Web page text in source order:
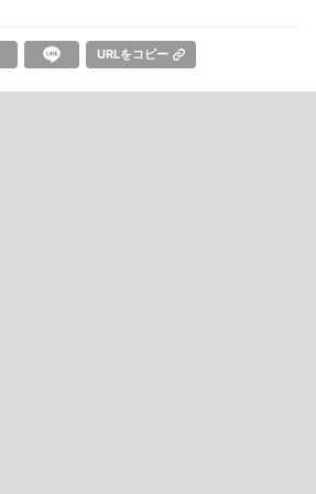
URLをコピー